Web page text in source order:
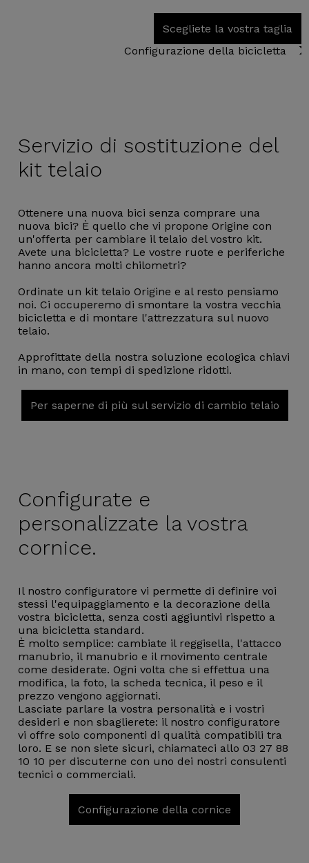
Scegliete la vostra taglia
Configurazione della bicicletta
Servizio di sostituzione del
kit telaio
Ottenere una nuova bici senza comprare una
nuova bici? È quello che vi propone Origine con
un'offerta per cambiare il telaio del vostro kit.
Avete una bicicletta? Le vostre ruote e periferiche
hanno ancora molti chilometri?
Ordinate un kit telaio Origine e al resto pensiamo
noi. Ci occuperemo di smontare la vostra vecchia
bicicletta e di montare l'attrezzatura sul nuovo
telaio.
Approfittate della nostra soluzione ecologica chiavi
in mano, con tempi di spedizione ridotti.
Per saperne di più sul servizio di cambio telaio
Configurate e
personalizzate la vostra
cornice.
Il nostro configuratore vi permette di definire voi
stessi l'equipaggiamento e la decorazione della
vostra bicicletta, senza costi aggiuntivi rispetto a
una bicicletta standard.
È molto semplice: cambiate il reggisella, l'attacco
manubrio, il manubrio e il movimento centrale
come desiderate. Ogni volta che si effettua una
modifica, la foto, la scheda tecnica, il peso e il
prezzo vengono aggiornati.
Lasciate parlare la vostra personalità e i vostri
desideri e non sbaglierete: il nostro configuratore
vi offre solo componenti di qualità compatibili tra
loro. E se non siete sicuri, chiamateci allo 03 27 88
10 10 per discuterne con uno dei nostri consulenti
tecnici o commerciali.
Configurazione della cornice